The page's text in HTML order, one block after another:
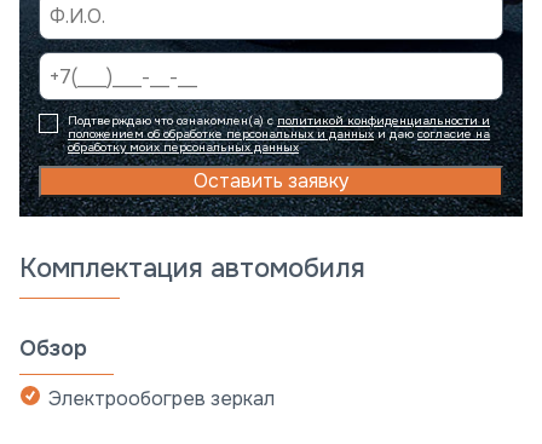
Комплектация автомобиля
Обзор
Электрообогрев зеркал
Подтверждаю что ознакомлен(а) сполитикой конфиденциальности и
положением об обработке персональных и данныхи даюсогласие на
обработку моих персональных данных
Оставить заявку